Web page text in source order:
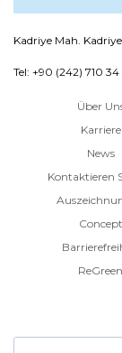
Kadriye Mah.
Tel: +90 (242) 710
Über
Karriere
News
Kontaktieren
Concept
ReGreen